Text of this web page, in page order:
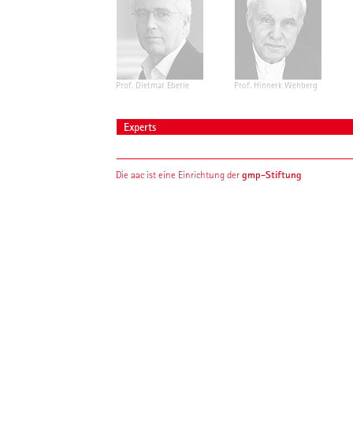
Prof. Dietmar Eberle Prof. Hinnerk Wehberg
Experts
Die aac ist eine Einrichtung dergmp-Stiftung